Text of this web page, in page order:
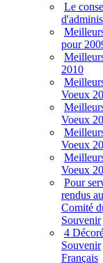
Le
pour
2010
Voeux
Voeux
Voeux
Voeux
Pour
rendus au
Comité
Souvenir
4
Souvenir
Français